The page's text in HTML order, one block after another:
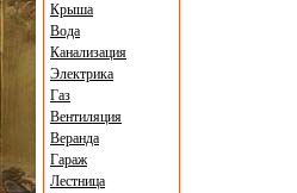
Крыша
Вода
Канализация
Электрика
Газ
Вентиляция
Веранда
Гараж
Лестница